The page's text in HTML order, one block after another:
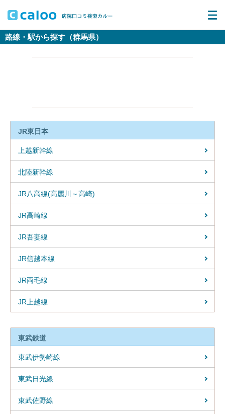
路線・駅から探す（群馬県）
JR東日本
上越新幹線
北陸新幹線
JR八高線(高麗川～高崎)
JR高崎線
JR吾妻線
JR信越本線
JR両毛線
JR上越線
東武鉄道
東武伊勢崎線
東武日光線
東武佐野線